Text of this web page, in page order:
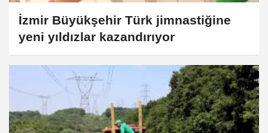
İzmir Büyükşehir Türk jimnastiğine
yeni yıldızlar kazandırıyor